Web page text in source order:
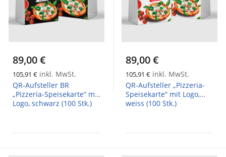
89,00 €
105,91 € inkl. MwSt.
QR-Aufsteller BR
„Pizzeria-Speisekarte“ mit
Logo, schwarz (100 Stk.)
89,00 €
105,91 € inkl. MwSt.
QR-Aufsteller „Pizzeria-
Speisekarte“ mit Logo,
weiss (100 Stk.)